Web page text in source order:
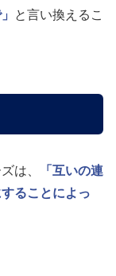
と言い換えるこ
は、
「互いの連
ることによっ